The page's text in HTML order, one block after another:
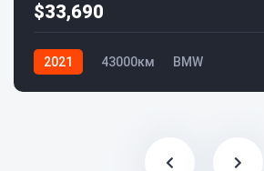
$33,690
2021 43000км BMW